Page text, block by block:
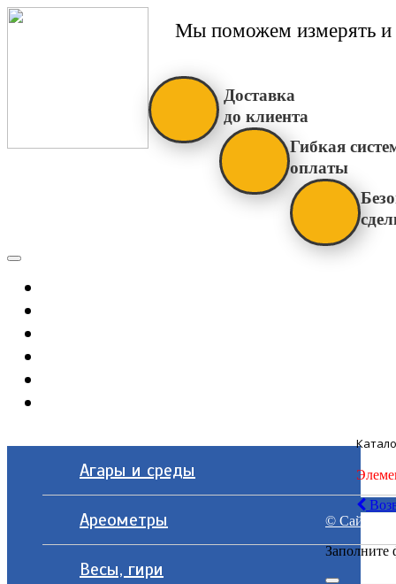
Мы поможем измерять и
Доставка
до клиента
Гибкая
оплаты
Агары и среды
Ареометры
Весы, гири
© Сайт
Заполните